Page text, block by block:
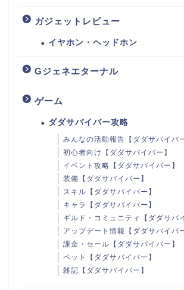
ガジェットレビュー
イヤホン・ヘッドホン
Gジェネエターナル
ゲーム
ダダサバイバー攻略
みんなの活動報告【ダダサバイバ
初心者向け【ダダサバイバー】
イベント攻略【ダダサバイバー】
装備【ダダサバイバー】
スキル【ダダサバイバー】
キャラ【ダダサバイバー】
ギルド・コミュニティ【ダダサバ
アップデート情報【ダダサバイバ
課金・セール【ダダサバイバー】
ペット【ダダサバイバー】
雑記【ダダサバイバー】